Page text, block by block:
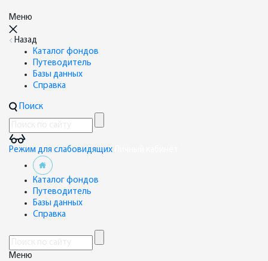
Меню
Назад
Каталог фондов
Путеводитель
Базы данных
Справка
Поиск
Режим для слабовидящих
Каталог фондов
Путеводитель
Базы данных
Справка
Меню